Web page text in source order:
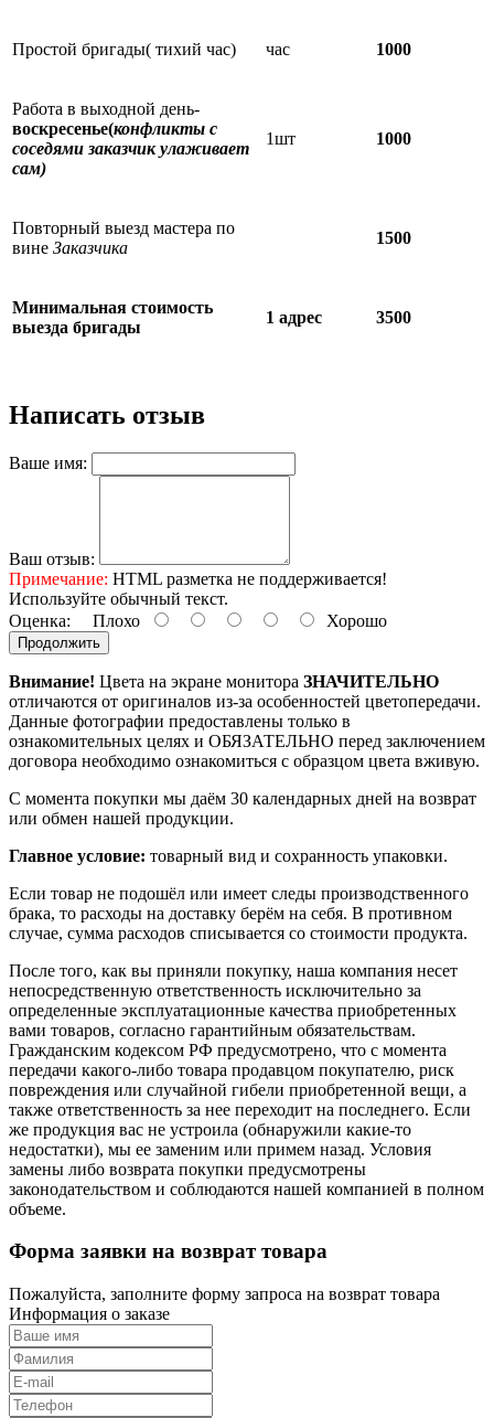
Простой бригады( тихий час) час 1000
Работа в выходной день-
воскресенье(конфликты с
соседями заказчик улаживает
сам)
1шт 1000
Повторный выезд мастера по
вине Заказчика
1500
Минимальная стоимость
выезда бригады
1 адрес 3500
Написать отзыв
Ваше имя:
Ваш отзыв:
Примечание: HTML разметка не поддерживается!
Используйте обычный текст.
Оценка: Плохо Хорошо
Продолжить
Внимание! Цвета на экране монитора ЗНАЧИТЕЛЬНО
отличаются от оригиналов из-за особенностей цветопередачи.
Данные фотографии предоставлены только в
ознакомительных целях и ОБЯЗАТЕЛЬНО перед заключением
договора необходимо ознакомиться с образцом цвета вживую.
С момента покупки мы даём 30 календарных дней на возврат
или обмен нашей продукции.
Главное условие: товарный вид и сохранность упаковки.
Если товар не подошёл или имеет следы производственного
брака, то расходы на доставку берём на себя. В противном
случае, сумма расходов списывается со стоимости продукта.
После того, как вы приняли покупку, наша компания несет
непосредственную ответственность исключительно за
определенные эксплуатационные качества приобретенных
вами товаров, согласно гарантийным обязательствам.
Гражданским кодексом РФ предусмотрено, что с момента
передачи какого-либо товара продавцом покупателю, риск
повреждения или случайной гибели приобретенной вещи, а
также ответственность за нее переходит на последнего. Если
же продукция вас не устроила (обнаружили какие-то
недостатки), мы ее заменим или примем назад. Условия
замены либо возврата покупки предусмотрены
законодательством и соблюдаются нашей компанией в полном
объеме.
Форма заявки на возврат товара
Пожалуйста, заполните форму запроса на возврат товара
Информация о заказе